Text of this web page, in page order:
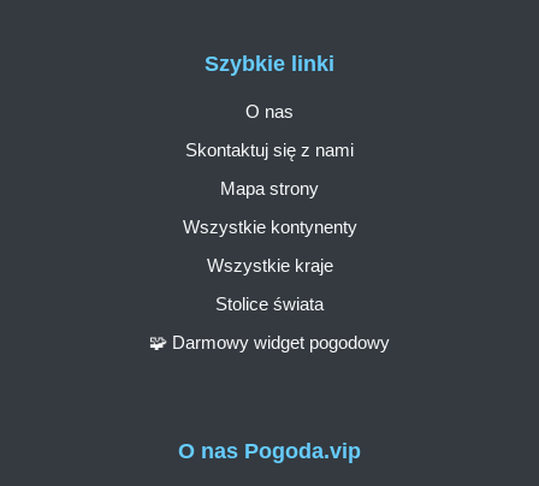
O nas Pogoda.vip
Szybkie linki
O nas
Skontaktuj się z nami
Mapa strony
Wszystkie kontynenty
Wszystkie kraje
Stolice świata
🧩 Darmowy widget pogodowy